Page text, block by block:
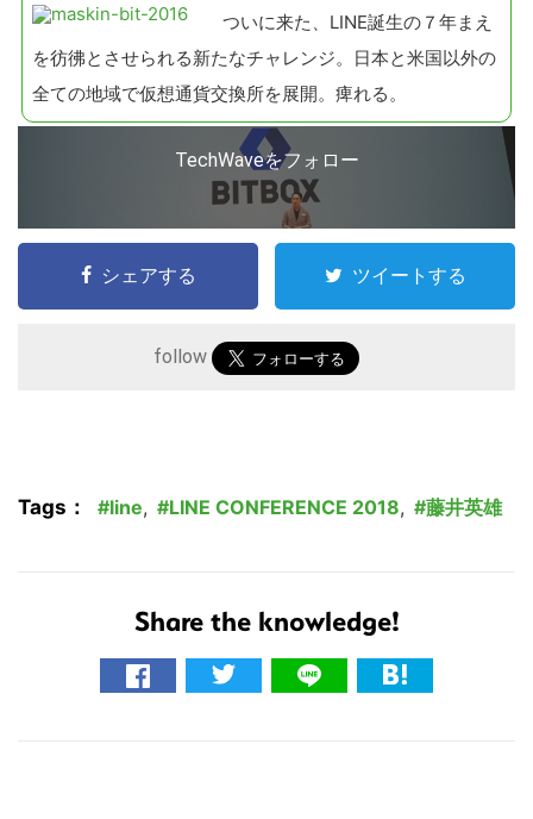
ついに来た、LINE誕生の７年まえ
を彷彿とさせられる新たなチャレンジ。日本と米国以外の
全ての地域で仮想通貨交換所を展開。痺れる。
TechWaveをフォロー
シェアする ツイートする
follow
Tags： line, LINE CONFERENCE 2018, 藤井英雄
Share the knowledge!